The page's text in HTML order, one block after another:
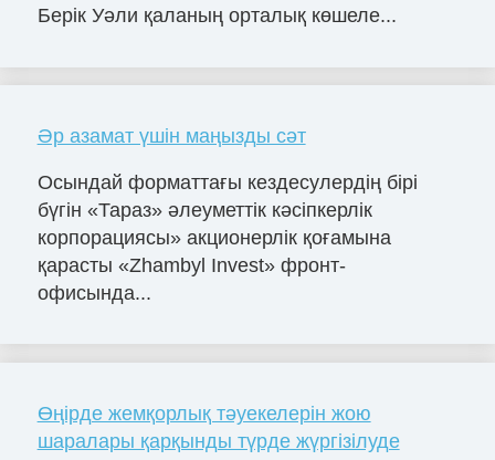
Берік Уәли қаланың орталық көшеле...
Әр азамат үшін маңызды сәт
Осындай форматтағы кездесулердің бірі
бүгін «Тараз» әлеуметтік кәсіпкерлік
корпорациясы» акционерлік қоғамына
қарасты «Zhambyl Invest» фронт-
офисында...
Өңірде жемқорлық тәуекелерін жою
шаралары қарқынды түрде жүргізілуде